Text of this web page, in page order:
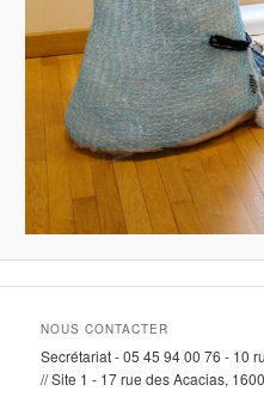
NOUS CONTACTER
Secrétariat - 05 45 94 00 76 - 10
// Site 1 - 17 rue des Acacias,